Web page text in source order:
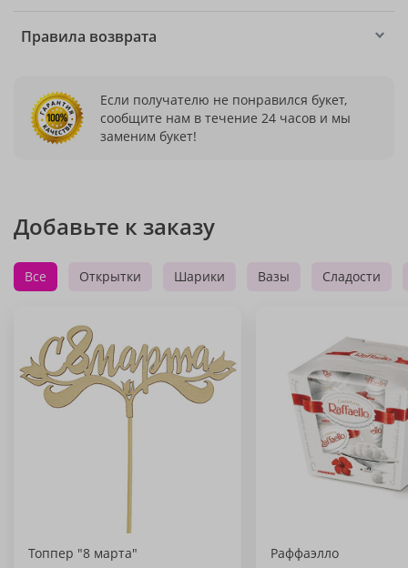
Правила возврата
Если получателю не понравился букет,
сообщите нам в течение 24 часов и мы
заменим букет!
Добавьте к заказу
Все Открытки Шарики Вазы Сладости
Топпер "8 марта" Раффаэлло